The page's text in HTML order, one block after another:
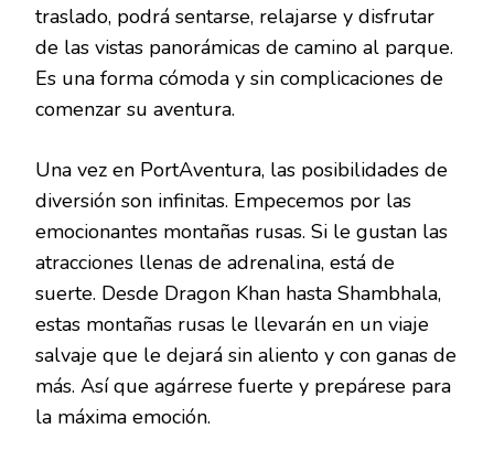
traslado, podrá sentarse, relajarse y disfrutar
de las vistas panorámicas de camino al parque.
Es una forma cómoda y sin complicaciones de
comenzar su aventura.
Una vez en PortAventura, las posibilidades de
diversión son infinitas. Empecemos por las
emocionantes montañas rusas. Si le gustan las
atracciones llenas de adrenalina, está de
suerte. Desde Dragon Khan hasta Shambhala,
estas montañas rusas le llevarán en un viaje
salvaje que le dejará sin aliento y con ganas de
más. Así que agárrese fuerte y prepárese para
la máxima emoción.